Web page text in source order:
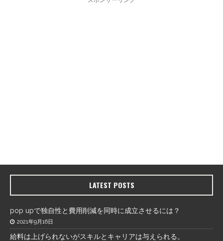
LATEST POSTS
pop upで独自性と費用削減を同時に成立させるには？
2021年9月16日
給料は上げられないがスキルとキャリアは与えられる。